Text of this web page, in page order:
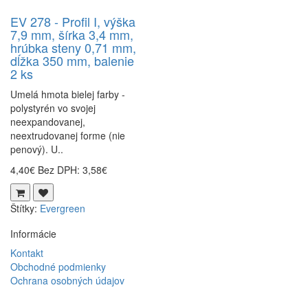
EV 278 - Profil I, výška
7,9 mm, šírka 3,4 mm,
hrúbka steny 0,71 mm,
dĺžka 350 mm, balenie
2 ks
Umelá hmota bielej farby -
polystyrén vo svojej
neexpandovanej,
neextrudovanej forme (nie
penový). U..
4,40€ Bez DPH: 3,58€
Štítky: Evergreen
Informácie
Kontakt
Obchodné podmienky
Ochrana osobných údajov